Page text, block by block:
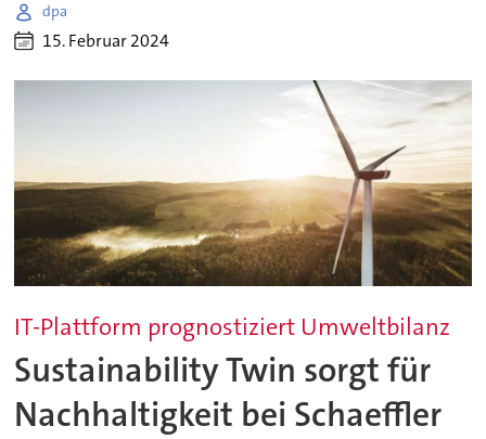
dpa
15. Februar 2024
IT-Plattform prognostiziert Umweltbilanz
Sustainability Twin sorgt für
Nachhaltigkeit bei Schaeffler